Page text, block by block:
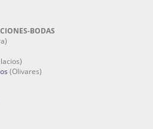
BODAS
(Olivares)